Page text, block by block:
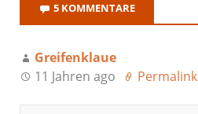
5 KOMMENTARE
Greifenklaue
11 Jahren ago
Permalink